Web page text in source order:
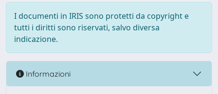
I documenti in IRIS sono protetti da copyright e
tutti i diritti sono riservati, salvo diversa
indicazione.
Informazioni